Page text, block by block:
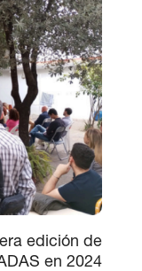
edición de
en 2024